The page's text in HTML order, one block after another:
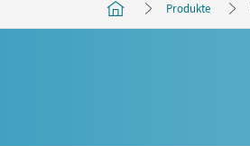
Produkte